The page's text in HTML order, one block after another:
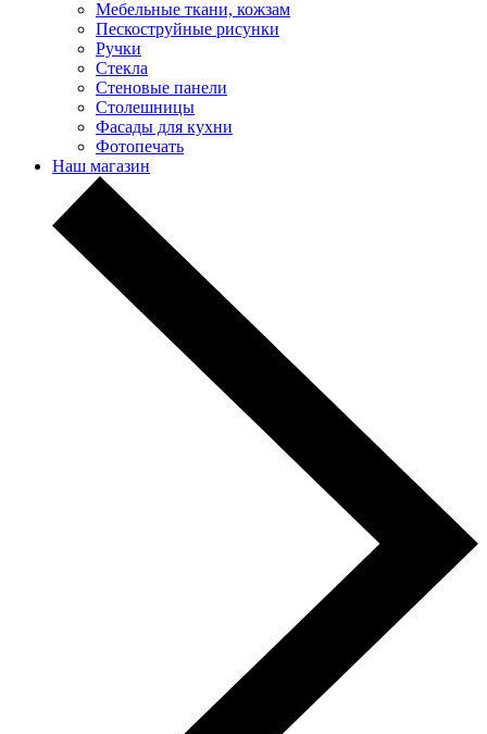
Мебельные ткани, кожзам
Пескоструйные рисунки
Ручки
Стекла
Стеновые панели
Столешницы
Фасады для кухни
Фотопечать
Наш магазин